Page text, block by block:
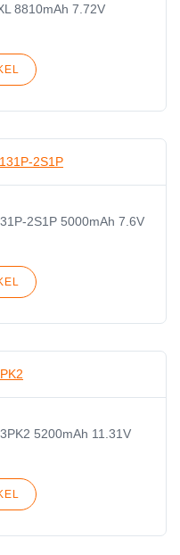
8810mAh 7.72V
2S1P 5000mAh 7.6V
5200mAh 11.31V